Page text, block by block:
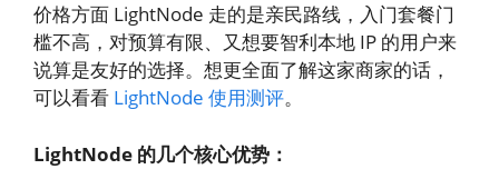
价格方面 LightNode 走的是亲民路线，入门套餐门
槛不高，对预算有限、又想要智利本地 IP 的用户来
说算是友好的选择。想更全面了解这家商家的话，
可以看看 LightNode 使用测评。
LightNode 的几个核心优势：